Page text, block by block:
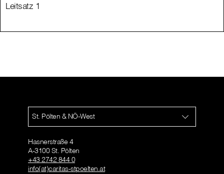
Leitsatz 1
St. Pölten & NÖ-West
Hasnerstraße 4
A-3100 St. Pölten
+43 2742 844 0
info(at)caritas-stpoelten.at